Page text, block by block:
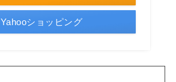
Yahooショッピング